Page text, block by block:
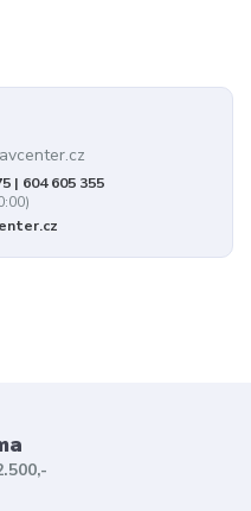
| 604 605 355